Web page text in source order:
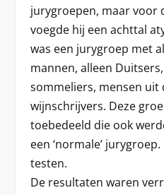
jurygroepen, maar voor
voegde hij een achttal
was een jurygroep met
mannen, alleen
sommeliers, mensen uit
wijnschrijvers. Deze
toebedeeld die ook
een ‘normale’
testen.
De resultaten waren